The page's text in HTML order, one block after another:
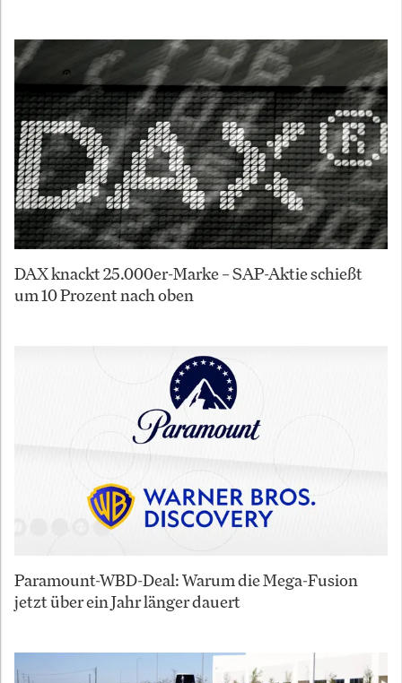
DAX knackt 25.000er-Marke – SAP-Aktie schießt
um 10 Prozent nach oben
Paramount-WBD-Deal: Warum die Mega-Fusion
jetzt über ein Jahr länger dauert